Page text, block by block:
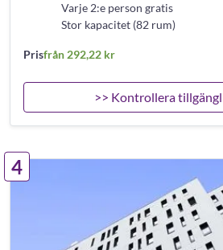
Varje 2:e person gratis
Stor kapacitet (82 rum)
Prisfrån 292,22 kr
>> Kontrollera
4